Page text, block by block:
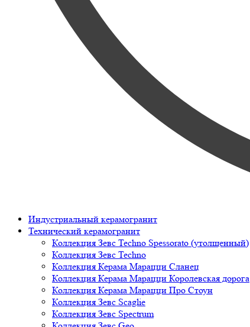
Индустриальный керамогранит
Технический керамогранит
Коллекция Зевс Techno Spessorato (утолщенный)
Коллекция Зевс Techno
Коллекция Керама Марацци Сланец
Коллекция Керама Марацци Королевская дорога
Коллекция Керама Марацци Про Стоун
Коллекция Зевс Scaglie
Коллекция Зевс Spectrum